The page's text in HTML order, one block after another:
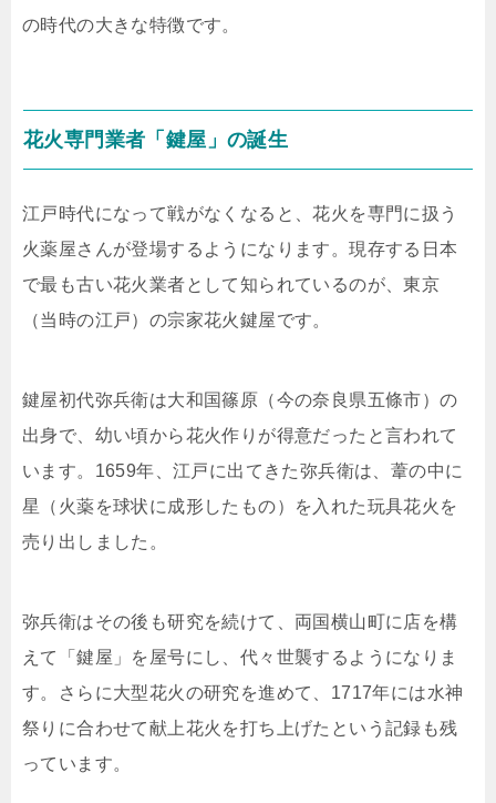
の時代の大きな特徴です。
花火専門業者「鍵屋」の誕生
江戸時代になって戦がなくなると、花火を専門に扱う
火薬屋さんが登場するようになります。現存する日本
で最も古い花火業者として知られているのが、東京
（当時の江戸）の宗家花火鍵屋です。
鍵屋初代弥兵衛は大和国篠原（今の奈良県五條市）の
出身で、幼い頃から花火作りが得意だったと言われて
います。1659年、江戸に出てきた弥兵衛は、葦の中に
星（火薬を球状に成形したもの）を入れた玩具花火を
売り出しました。
弥兵衛はその後も研究を続けて、両国横山町に店を構
えて「鍵屋」を屋号にし、代々世襲するようになりま
す。さらに大型花火の研究を進めて、1717年には水神
祭りに合わせて献上花火を打ち上げたという記録も残
っています。